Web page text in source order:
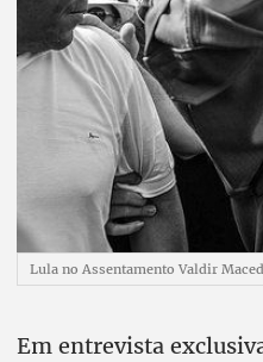
Lula no Assentamento Valdir
Em entrevista